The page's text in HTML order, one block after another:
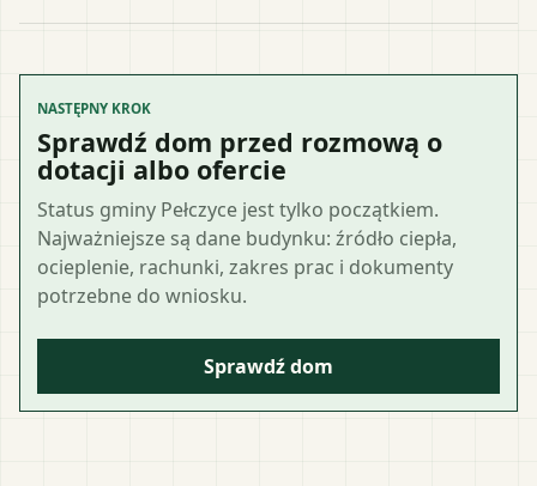
NASTĘPNY KROK
Sprawdź dom przed rozmową o
dotacji albo ofercie
Status gminy Pełczyce jest tylko początkiem.
Najważniejsze są dane budynku: źródło ciepła,
ocieplenie, rachunki, zakres prac i dokumenty
potrzebne do wniosku.
Sprawdź dom